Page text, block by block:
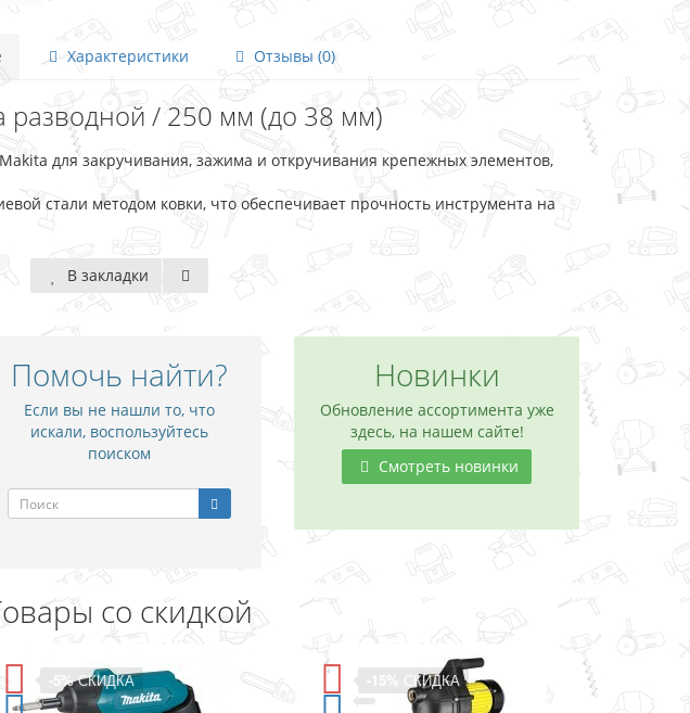
Характеристики Отзывы (0)
разводной / 250 мм (до 38 мм)
для закручивания, зажима и откручивания крепежных элементов,
стали методом ковки, что обеспечивает прочность инструмента на
В закладки
Помочь найти?
Если вы не нашли то, что
искали, воспользуйтесь
поиском
Новинки
Обновление ассортимента уже
здесь, на нашем сайте!
Смотреть новинки
со скидкой
-15%СКИДКА СКИДКА